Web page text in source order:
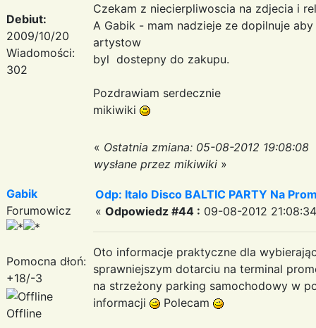
Debiut:
2009/10/20
Wiadomości:
302
Czekam z niecierpliwoscia na zdjecia i
A Gabik - mam nadzieje ze dopilnuje
artystow
byl dostepny do zakupu.
Pozdrawiam serdecznie
mikiwiki
« Ostatnia zmiana: 05-08-2012 19:08:08
wysłane przez mikiwiki »
Gabik
Forumowicz
Pomocna dłoń:
+18/-3
Offline
Odp: Italo Disco BALTIC PARTY Na
« Odpowiedz #44 : 09-08-2012
Oto informacje praktyczne dla
sprawniejszym dotarciu na terminal
na strzeżony parking samochodowy w
informacji
Polecam